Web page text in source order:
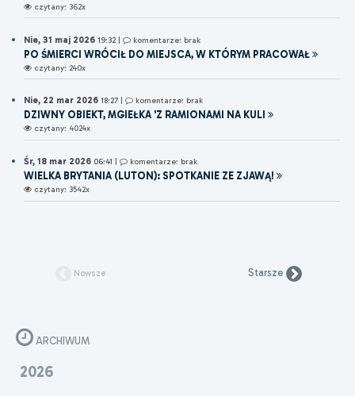
czytany: 362x
Nie, 31 maj 2026 19:32 | komentarze: brak
PO ŚMIERCI WRÓCIŁ DO MIEJSCA, W KTÓRYM PRACOWAŁ
czytany: 240x
Nie, 22 mar 2026 18:27 komentarze: brak
DZIWNY OBIEKT, MGIEŁKA 'Z RAMIONAMI NA KULI
czytany: 4024x
Śr, 18 mar 2026 06:41 komentarze: brak
WIELKA BRYTANIA (LUTON): SPOTKANIE ZE ZJAWĄ!
czytany: 3542x
Nowsze Starsze
ARCHIWUM
2026